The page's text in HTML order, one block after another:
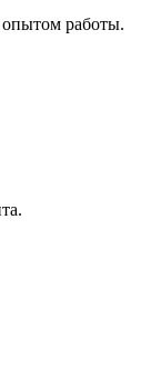
работы.